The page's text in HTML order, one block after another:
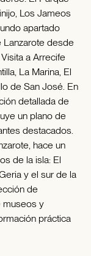
Los Jameos
apartado
Lanzarote desde
a Arrecife
La Marina, El
de San José. En
detallada de
un plano de
destacados.
hace un
de la isla: El
y el sur de la
de
museos y
práctica